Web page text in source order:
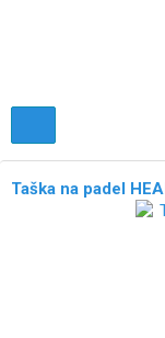
Taška na padel